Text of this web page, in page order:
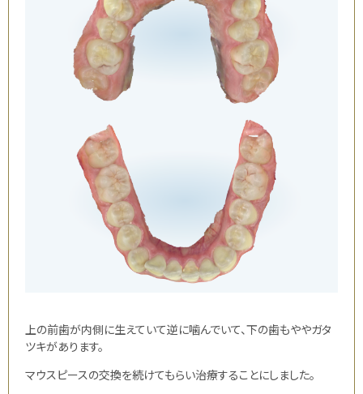
上の前歯が内側に生えていて逆に噛んでいて、下の歯もややガタ
ツキがあります。
マウスピースの交換を続けてもらい治療することにしました。